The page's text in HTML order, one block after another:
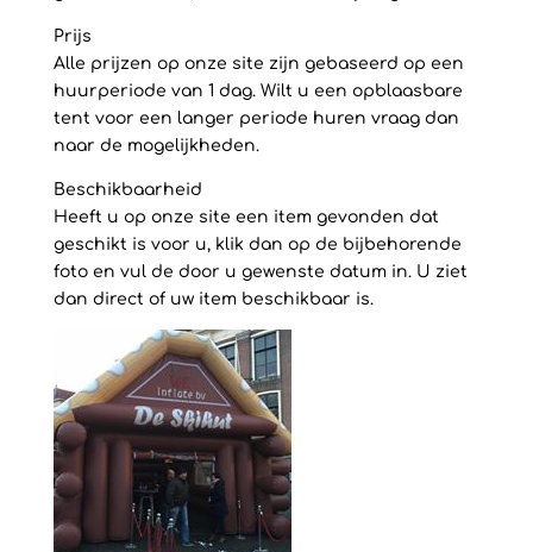
Prijs
Alle prijzen op onze site zijn gebaseerd op een
huurperiode van 1 dag. Wilt u een opblaasbare
tent voor een langer periode huren vraag dan
naar de mogelijkheden.
Beschikbaarheid
Heeft u op onze site een item gevonden dat
geschikt is voor u, klik dan op de bijbehorende
foto en vul de door u gewenste datum in. U ziet
dan direct of uw item beschikbaar is.